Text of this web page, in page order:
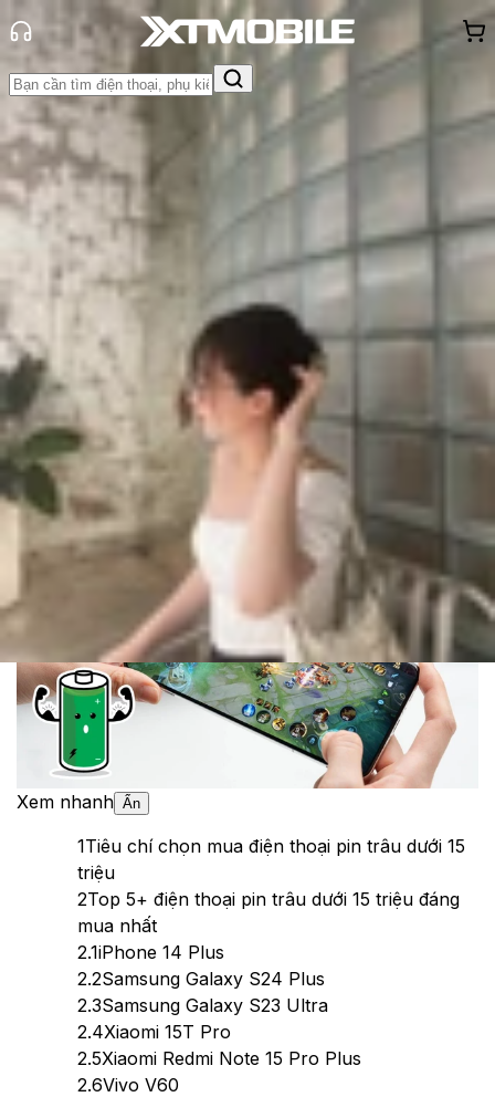
Trang chủ
Tin tức
Tư vấn
Tin Mới
Đánh Giá - Trên Tay
Khuyến
Thủ thuật Thông báoKhách
hàng - Sự kiện
Top 5+ điện thoại pin trâu dưới 15
triệu đáng sở hữu hiện nay
Triệu Vy
Ngày đăng: 10/02/2026
Cập nhật:
10/02/2026
Theo dõi XTMobile trên
Xem nhanh Ẩn
1Tiêu chí chọn mua điện thoại pin trâu dưới 15
triệu
2Top 5+ điện thoại pin trâu dưới 15 triệu đáng
mua nhất
2.1iPhone 14 Plus
2.2Samsung Galaxy S24 Plus
2.3Samsung Galaxy S23 Ultra
2.4Xiaomi 15T Pro
2.5Xiaomi Redmi Note 15 Pro Plus
2.6Vivo V60